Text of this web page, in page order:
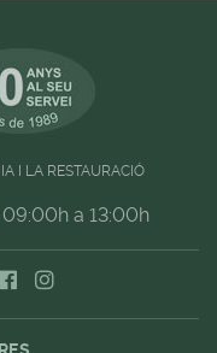
I LA RESTAURACIÓ
a 13:00h